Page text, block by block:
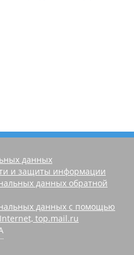
данных
и защиты информации
данных обратной
данных с помощью
top.mail.ru